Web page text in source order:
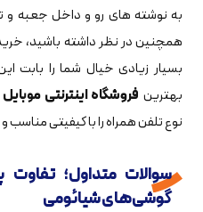
به نوشته های رو و داخل جعبه
همچنین در نظر داشته باشید،
بسیار زیادی خیال شما را بابت
بهترین فروشگاه اینترنتی
نوع تلفن همراه را با کیفیتی
سوالات متداول؛
گوشی‌های شیائومی